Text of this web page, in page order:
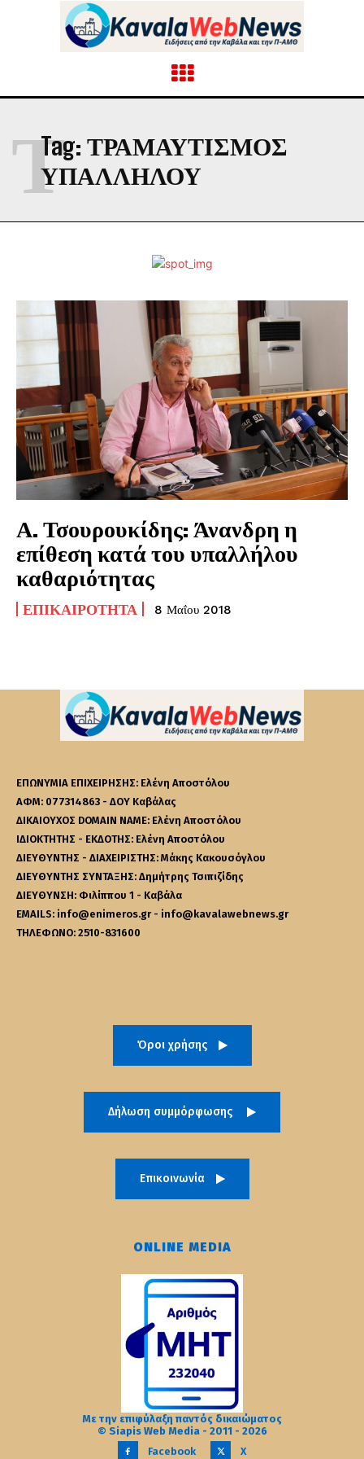
Tag: ΤΡΑΜΑΥΤΙΣΜΟΣ
ΥΠΑΛΛΗΛΟΥ
Τ
Α. Τσουρουκίδης: Άνανδρη η
επίθεση κατά του υπαλλήλου
καθαριότητας
ΕΠΙΚΑΙΡΌΤΗΤΑ 8 Μαΐου 2018
ΕΠΩΝΥΜΙΑ ΕΠΙΧΕΙΡΗΣΗΣ: Ελένη Αποστόλου
ΑΦΜ: 077314863 - ΔΟΥ Καβάλας
ΔΙΚΑΙΟΥΧΟΣ DOMAIN NAME: Ελένη Αποστόλου
ΙΔΙΟΚΤΗΤΗΣ - ΕΚΔΟΤΗΣ: Ελένη Αποστόλου
ΔΙΕΥΘΥΝΤΗΣ - ΔΙΑΧΕΙΡΙΣΤΗΣ: Μάκης Κακουσόγλου
ΔΙΕΥΘΥΝΤΗΣ ΣΥΝΤΑΞΗΣ: Δημήτρης Τσιπιζίδης
ΔΙΕΥΘΥΝΣΗ: Φιλίππου 1 - Καβάλα
EMAILS: info@enimeros.gr - info@kavalawebnews.gr
ΤΗΛΕΦΩΝΟ: 2510-831600
Όροι χρήσης
Δήλωση συμμόρφωσης
Επικοινωνία
ONLINE MEDIA
Με την επιφύλαξη παντός δικαιώματος
© Siapis Web Media - 2011 - 2026
Facebook
X